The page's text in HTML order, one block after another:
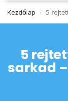
Kezdőlap / 5
5
sarkad